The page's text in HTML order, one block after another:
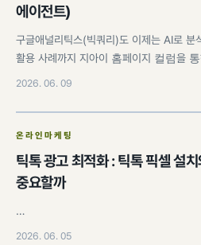
에이전트)
구글애널리틱스(빅쿼리)도 이제는 AI로 분
활용 사례까지 지아이 홈페이지 컬럼을
2026. 06. 09
온라인마케팅
틱톡 광고 최적화 : 틱톡 픽셀 설
중요할까
…
2026. 06. 05